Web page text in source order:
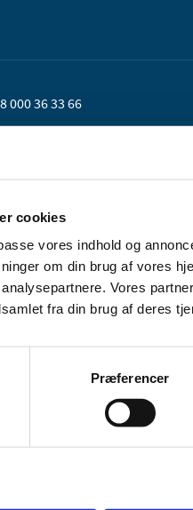
cookies
vores indhold og
om din brug af vores
Vores
fra din brug af deres
Præferencer
000 36 33 66